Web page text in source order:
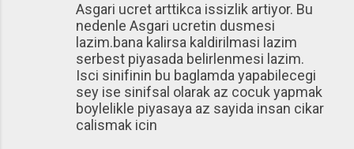
Asgari ucret arttikca issizlik artiyor. Bu
nedenle Asgari ucretin dusmesi
lazim.bana kalirsa kaldirilmasi lazim
serbest piyasada belirlenmesi lazim.
Isci sinifinin bu baglamda yapabilecegi
sey ise sinifsal olarak az cocuk yapmak
boylelikle piyasaya az sayida insan cikar
calismak icin